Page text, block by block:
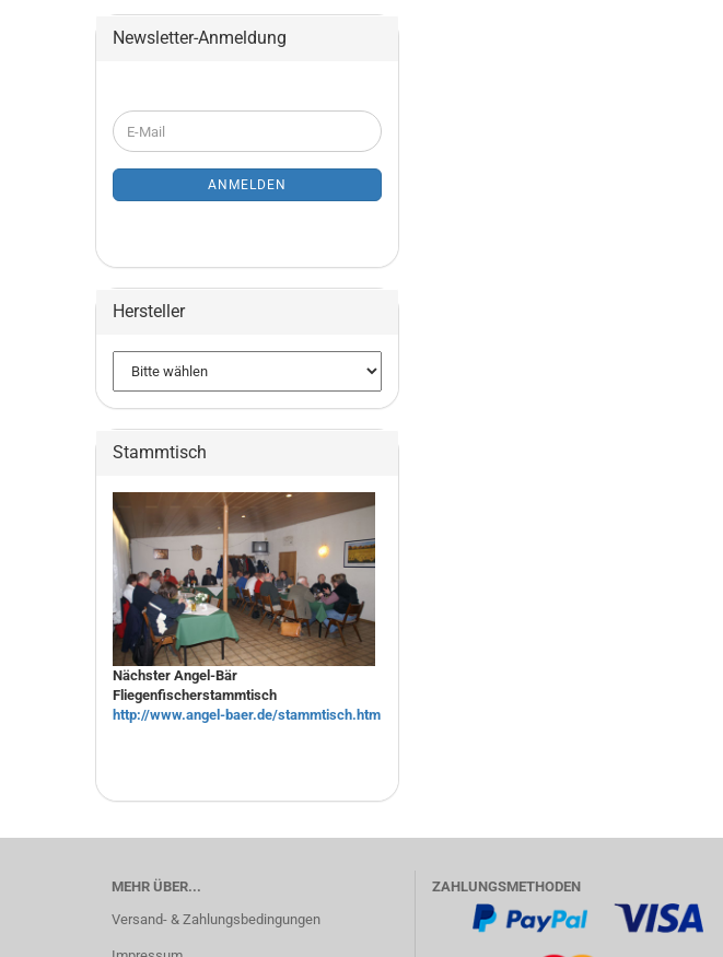
Newsletter-Anmeldung
WEITER
ZUR
ANMELDUNG
E-
Mail
ANMELDEN
Hersteller
Stammtisch
Nächster Angel-Bär
Fliegenfischerstammtisch
http://www.angel-baer.de/stammtisch.htm
MEHR ÜBER...
Versand- & Zahlungsbedingungen
ZAHLUNGSMETHODEN